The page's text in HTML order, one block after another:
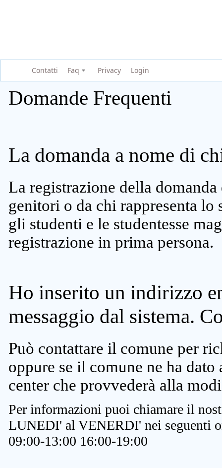
Contatti Faq Privacy Login
Domande Frequenti
La domanda a nome di
La registrazione della
genitori o da chi rappresenta lo
gli studenti e le studentesse
registrazione in prima persona.
Ho inserito un indirizzo
messaggio dal sistema.
Può contattare il comune per
oppure se il comune ne ha
center che provvederà alla
Per informazioni puoi chiamare il
LUNEDI' al VENERDI' nei seguenti
09:00-13:00 16:00-19:00